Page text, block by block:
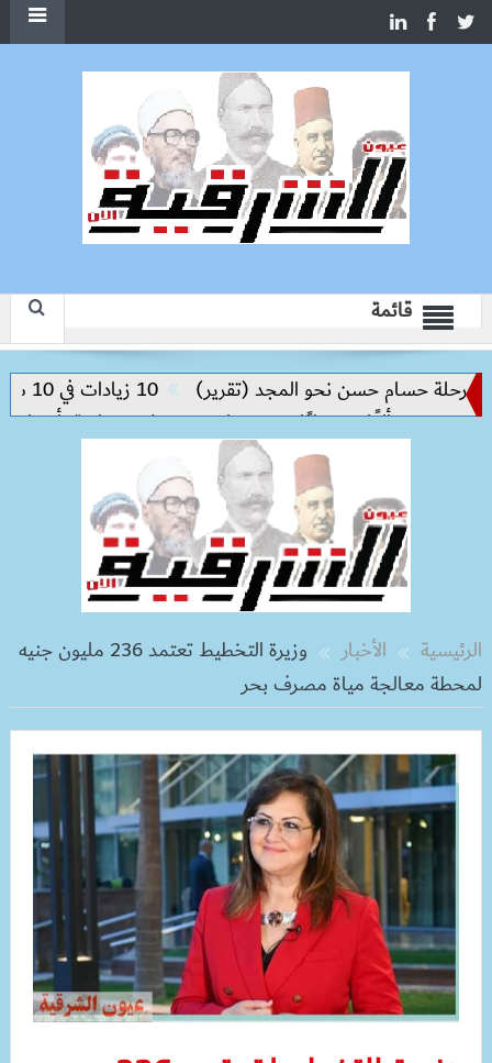
قائمة
حسام حسن نحو المجد (تقرير)
10 زيادات في 10 سنوات.. هل حان الوقت لرفع دعم البنزين نهائيا؟
حملات بيطرية بأسوان
الرئيسية الأخبار
وزيرة التخطيط تعتمد 236 مليون جنيه
لمحطة معالجة مياة مصرف بحر